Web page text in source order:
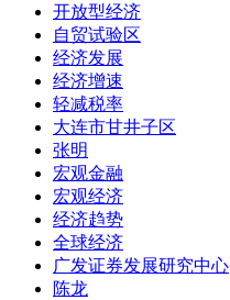
开放型经济
自贸试验区
经济发展
经济增速
轻减税率
大连市甘井子区
张明
宏观金融
宏观经济
经济趋势
全球经济
广发证券发展研究中心
陈龙